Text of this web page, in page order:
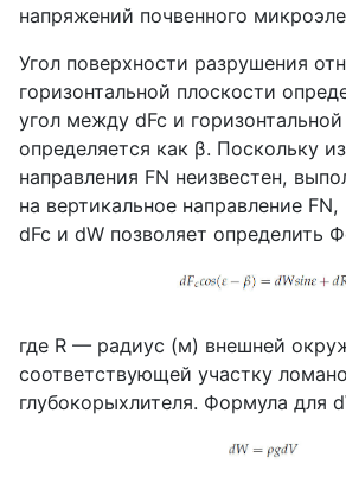
напряжений почвенного
Угол поверхности разрушения
горизонтальной плоскости
угол между dFc и
определяется как β. Поскольку
направления FN неизвестен,
на вертикальное направление FN,
dFc и dW позволяет определить
где R — радиус (м) внешней
соответствующей участку
глубокорыхлителя. Формула для